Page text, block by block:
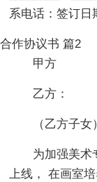
系电话：签订日
合作协议书 篇2
甲方
乙方：
（乙方子女
为加强美术
上线， 在画室